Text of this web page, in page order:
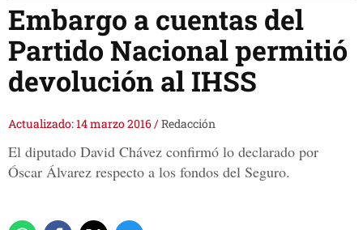
Embargo a cuentas del
Partido Nacional permitió
devolución al IHSS
Actualizado: 14 marzo 2016/Redacción
El diputado David Chávez confirmó lo declarado por
Óscar Álvarez respecto a los fondos del Seguro.